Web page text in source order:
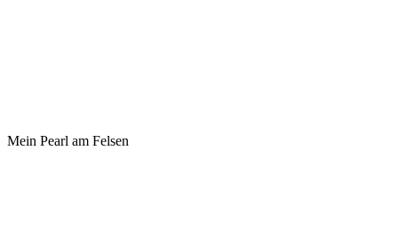
Mein Pearl am Felsen